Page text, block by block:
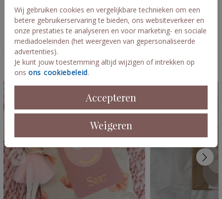
Wij gebruiken cookies en vergelijkbare technieken om een
betere gebruikerservaring te bieden, ons websiteverkeer en
onze prestaties te analyseren en voor marketing- en sociale
mediadoeleinden (het weergeven van gepersonaliseerde
advertenties).
Je kunt jouw toestemming altijd wijzigen of intrekken op
ons ons cookiebeleid.
Accepteren
Weigeren
Collectie
labelkaart rechthoekig
Deze kaarten vind je misschien ook leuk